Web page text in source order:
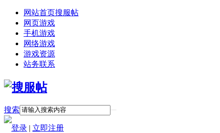
网站首页搜服帖
网页游戏
手机游戏
网络游戏
游戏资源
站务联系
搜索
登录 | 立即注册